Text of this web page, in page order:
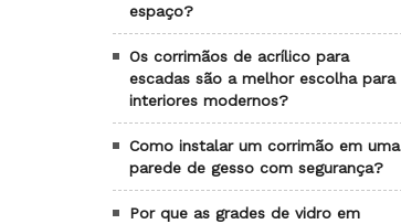
espaço?
Os corrimãos de acrílico para
escadas são a melhor escolha para
interiores modernos?
Como instalar um corrimão em uma
parede de gesso com segurança?
Por que as grades de vidro em